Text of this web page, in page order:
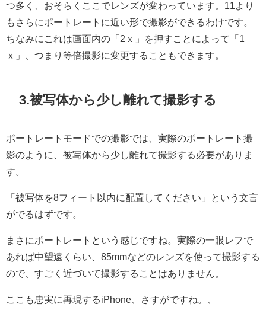
つ多く、おそらくここでレンズが変わっています。11より
もさらにポートレートに近い形で撮影ができるわけです。
ちなみにこれは画面内の「2ｘ」を押すことによって「1
ｘ」、つまり等倍撮影に変更することもできます。
3.被写体から少し離れて撮影する
ポートレートモードでの撮影では、実際のポートレート撮
影のように、被写体から少し離れて撮影する必要がありま
す。
「被写体を8フィート以内に配置してください」という文言
がでるはずです。
まさにポートレートという感じですね。実際の一眼レフで
あれば中望遠くらい、85mmなどのレンズを使って撮影する
ので、すごく近づいて撮影することはありません。
ここも忠実に再現するiPhone、さすがですね。、